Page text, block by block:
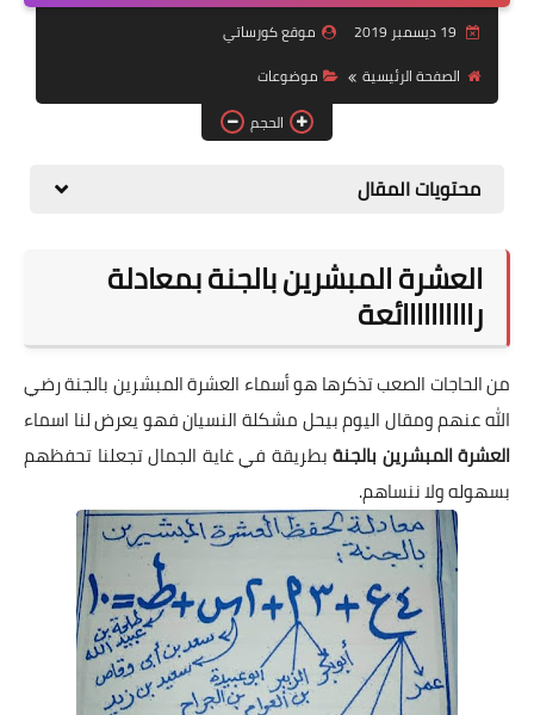
موضوعات
تكنولوجيا
صحة
موقع كورساتي
الصفحة الرئيسية
موضوعات
الحجم
محتويات المقال
العشرة المبشرين بالجنة بمعادلة
راااااااااائعة
من الحاجات الصعب تذكرها هو أسماء العشرة المبشرين بالجنة رضي
الله عنهم ومقال اليوم بيحل مشكلة النسيان فهو يعرض لنا اسماء
العشرة المبشرين بالجنةبطريقة في غاية الجمال تجعلنا تحفظهم
بسهوله ولا ننساهم.